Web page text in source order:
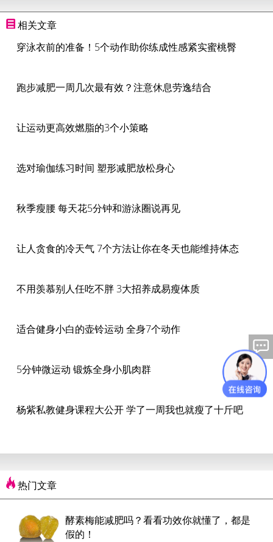
相关文章
穿泳衣前的准备！5个动作助你练成性感紧实蜜桃臀
跑步减肥一周几次最有效？注意休息劳逸结合
让运动更高效燃脂的3个小策略
选对瑜伽练习时间 塑形减肥放松身心
秋季瘦腰 每天花5分钟和游泳圈说再见
让人贪食的冷天气 7个方法让你在冬天也能维持体态
不用羡慕别人任吃不胖 3大招养成易瘦体质
适合健身小白的壶铃运动 全身7个动作
5分钟微运动 锻炼全身小肌肉群
杨紫私教健身课程大公开 学了一周我也就瘦了十斤吧
热门文章
酵素梅能减肥吗？看看功效你就懂了，都是
假的！